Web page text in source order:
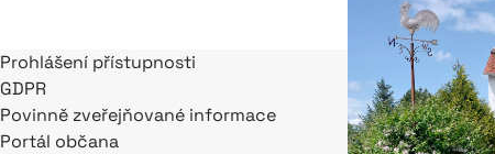
Prohlášení přístupnosti
GDPR
Povinně zveřejňované informace
Portál občana